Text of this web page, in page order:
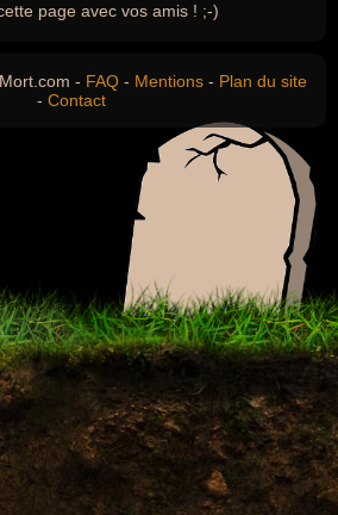
page avec vos amis ! ;-)
- FAQ - Mentions - Plan du site
- Contact